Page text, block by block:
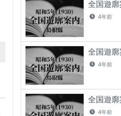
全国遊
4年前
全国遊
4年前
全国遊
4年前